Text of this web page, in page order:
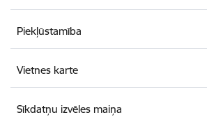
Piekļūstamība
Vietnes karte
Sīkdatņu izvēles maiņa